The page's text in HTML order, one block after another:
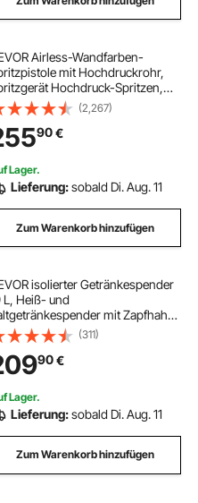
Airless-Wandfarben-
mit Hochdruckrohr,
Hochdruck-Spritzen,
W Wandfarben-Spritzpistole
für wasser- und
Innen- und Außenfarben
(2,267)
90€
Lager.
Lieferung:sobald Di. Aug. 11
Zum Warenkorb hinzufügen
isolierter Getränkespender
L, Heiß- und
mit Zapfhahn
Griff, lebensmittelechter Thermo-
Kühler für Tee
Wasser in Cafés und
Schwarz
(311)
90€
Lager.
Lieferung:sobald Di. Aug. 11
Zum Warenkorb hinzufügen